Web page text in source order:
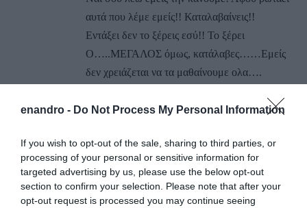
enandro - Do Not Process My Personal Information
If you wish to opt-out of the sale, sharing to third parties, or
processing of your personal or sensitive information for
targeted advertising by us, please use the below opt-out
section to confirm your selection. Please note that after your
opt-out request is processed you may continue seeing
αυτά που λέμε εμείς!! Καταλαβαίνεις!!
Εντάξει δεν το ξέρεις εσύ!! Το ξέρει
Ο…..ΜΕΓΑΛΟΣ όμως, κατάλαβες……Εμείς
δεν χρειάζεται να τα μαθαίνουμε ολα….
Ορσαλια και μου τα πε.
και παστουλες να γιορτάσουμε το
αποτέλεσμα!! Πάω να βγάλω απ το σκρινιο το
καλά ποτήρια για το βερμούτ.
80% μπροστά θα είμαστε!! 80%!!!